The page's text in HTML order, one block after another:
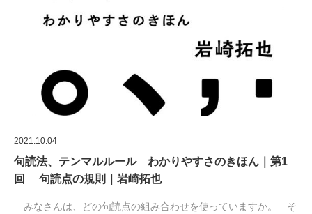
2021.10.04
句読法、テンマルルール わかりやすさのきほん｜第1
回 句読点の規則｜岩崎拓也
みなさんは、どの句読点の組み合わせを使っていますか。 そ